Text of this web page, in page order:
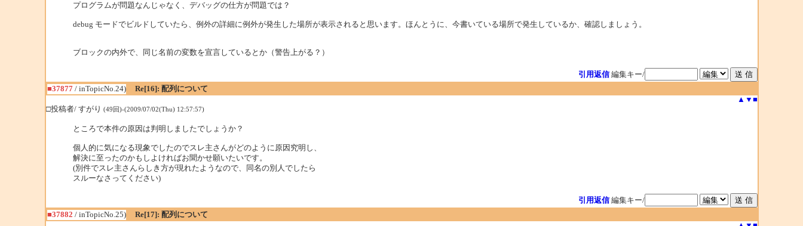
プログラムが問題なんじゃなく、デバッグの仕方が問題では？
debug モードでビルドしていたら、例外の詳細に例外が発生した場所が表示されると思います。ほんとうに、今書いている場所で発生しているか、確認しましょう。
ブロックの内外で、同じ名前の変数を宣言しているとか（警告上がる？）
引用返信 編集キー/
■37877/ inTopicNo.24)
Re[16]: 配列について
▲ ▼ ■
□投稿者/ すがり (49回)-(2009/07/02(Thu) 12:57:57)
ところで本件の原因は判明しましたでしょうか？
個人的に気になる現象でしたのでスレ主さんがどのように原因究明し、
解決に至ったのかもしよければお聞かせ願いたいです。
(別件でスレ主さんらしき方が現れたようなので、同名の別人でしたら
スルーなさってください)
引用返信 編集キー/
■37882 / inTopicNo.25)
Re[17]: 配列について